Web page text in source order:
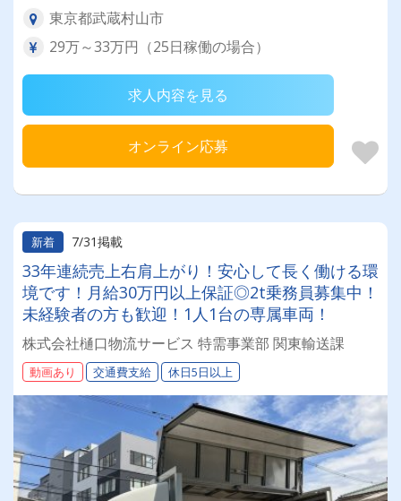
東京都武蔵村山市
29万～33万円（25日稼働の場合）
求人内容を見る
オンライン応募
新着 7/31掲載
33年連続売上右肩上がり！安心して長く働ける環
境です！月給30万円以上保証◎2t乗務員募集中！
未経験者の方も歓迎！1人1台の専属車両！
株式会社樋口物流サービス 特需事業部 関東輸送課
動画あり 交通費支給 休日5日以上